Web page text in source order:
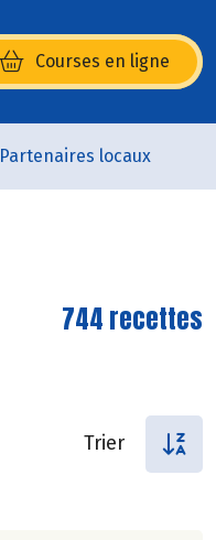
Courses en ligne
Partenaires locaux
744 recettes
Trier